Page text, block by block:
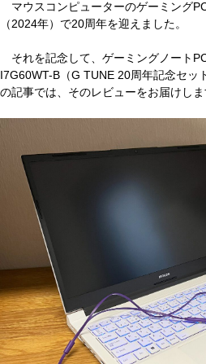
マウスコンピューターのゲーミング
（2024年）で20周年を迎えました。
それを記念して、ゲーミングノート
I7G60WT-B（G TUNE 20周年記念セッ
の記事では、そのレビューをお届けしま